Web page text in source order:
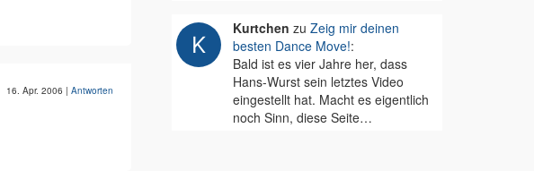
16. Apr. 2006 | Antworten
Kurtchen zu Zeig mir deinen
besten Dance Move!:
Bald ist es vier Jahre her, dass
Hans-Wurst sein letztes Video
eingestellt hat. Macht es eigentlich
noch Sinn, diese Seite…